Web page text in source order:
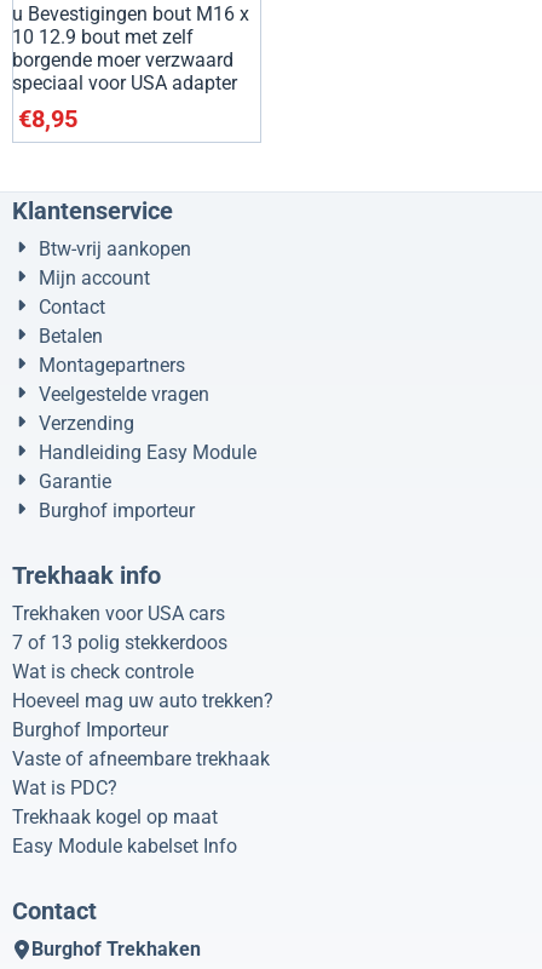
u Bevestigingen bout M16 x
10 12.9 bout met zelf
borgende moer verzwaard
speciaal voor USA adapter
€8,95
Klantenservice
Btw-vrij aankopen
Mijn account
Contact
Betalen
Montagepartners
Veelgestelde vragen
Verzending
Handleiding Easy Module
Garantie
Burghof importeur
Trekhaak info
Trekhaken voor USA cars
7 of 13 polig stekkerdoos
Wat is check controle
Hoeveel mag uw auto trekken?
Burghof Importeur
Vaste of afneembare trekhaak
Wat is PDC?
Trekhaak kogel op maat
Easy Module kabelset Info
Contact
Burghof Trekhaken